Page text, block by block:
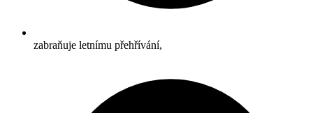
zabraňuje letnímu přehřívání,